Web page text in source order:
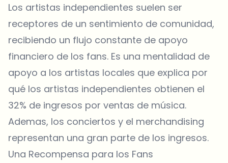
Los artistas independientes suelen ser
receptores de un sentimiento de comunidad,
recibiendo un flujo constante de apoyo
financiero de los fans. Es una mentalidad de
apoyo a los artistas locales que explica por
qué los artistas independientes obtienen el
32% de ingresos por ventas de música.
Ademas, los conciertos y el merchandising
representan una gran parte de los ingresos.
Una Recompensa para los Fans